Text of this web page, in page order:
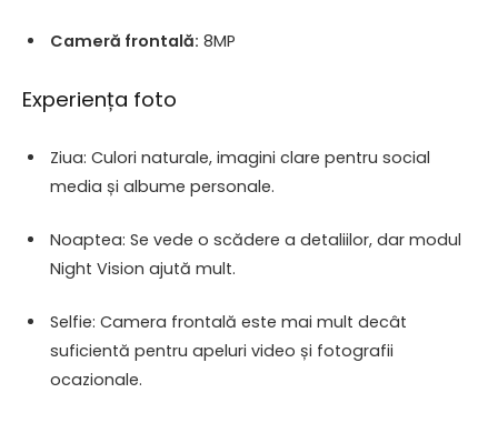
Cameră frontală: 8MP
Experiența foto
Ziua: Culori naturale, imagini clare pentru social
media și albume personale.
Noaptea: Se vede o scădere a detaliilor, dar modul
Night Vision ajută mult.
Selfie: Camera frontală este mai mult decât
suficientă pentru apeluri video și fotografii
ocazionale.